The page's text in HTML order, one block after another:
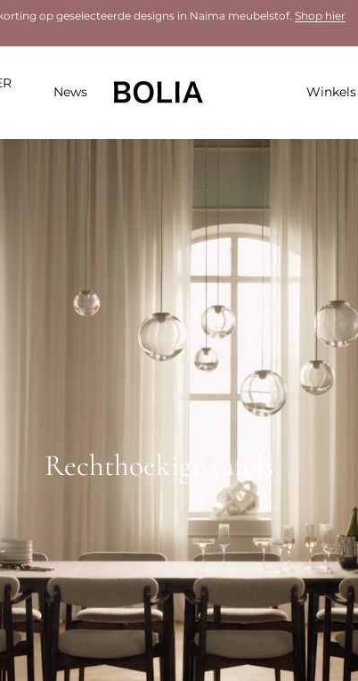
op geselecteerde designs in Naima meubelstof. Shop hier
News Winkels
Rechthoekige tafels